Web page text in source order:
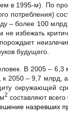
в 1995-м). По
потребления)
– более 100
избежать
будущего.
В 2005 –
к 2050 – 9,7
окружающей
2 составляют всего
назревших